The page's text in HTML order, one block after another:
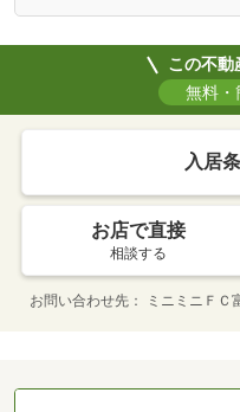
この不動
無料・
入居
お店で直接
相談する
お問い合わせ先 ミニミニＦ